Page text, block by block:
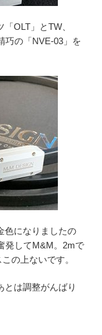
OLT」とTW、
巧の「NVE-03」を
色になりましたの
発してM&M。2mで
の上ないです。
とは調整がんばり